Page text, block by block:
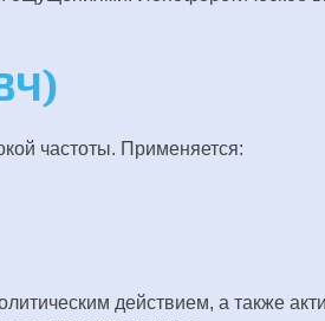
частоты. Применяется:
действием, а также